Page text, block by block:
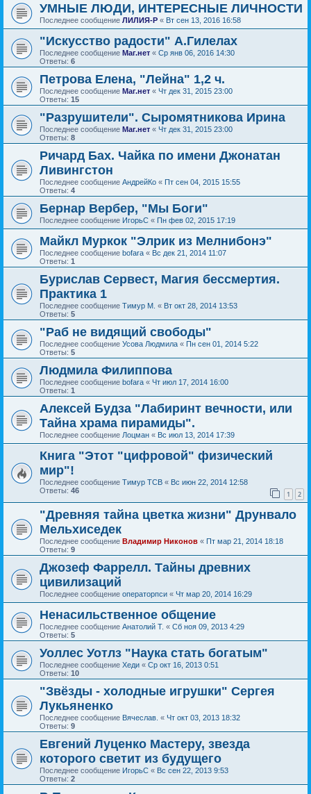
УМНЫЕ ЛЮДИ, ИНТЕРЕСНЫЕ ЛИЧНОСТИ
Последнее сообщение ЛИЛИЯ-Р « Вт сен 13, 2016 16:58
"Искусство радости" А.Гилелах
Последнее сообщение Маг.нет « Ср янв 06, 2016 14:30
Ответы: 6
Петрова Елена, "Лейна" 1,2 ч.
Последнее сообщение Маг.нет « Чт дек 31, 2015 23:00
Ответы: 15
"Разрушители". Сыромятникова Ирина
Последнее сообщение Маг.нет « Чт дек 31, 2015 23:00
Ответы: 8
Ричард Бах. Чайка по имени Джонатан
Ливингстон
Последнее сообщение АндрейКо « Пт сен 04, 2015 15:55
Ответы: 4
Бернар Вербер, "Мы Боги"
Последнее сообщение ИгорьС « Пн фев 02, 2015 17:19
Майкл Муркок "Элрик из Мелнибонэ"
Последнее сообщение bofara « Вс дек 21, 2014 11:07
Ответы: 1
Бурислав Сервест, Магия бессмертия.
Практика 1
Последнее сообщение Тимур М. « Вт окт 28, 2014 13:53
Ответы: 5
"Раб не видящий свободы"
Последнее сообщение Усова Людмила « Пн сен 01, 2014 5:22
Ответы: 5
Людмила Филиппова
Последнее сообщение bofara « Чт июл 17, 2014 16:00
Ответы: 1
Алексей Будза "Лабиринт вечности, или
Тайна храма пирамиды".
Последнее сообщение Лоцман « Вс июл 13, 2014 17:39
Книга "Этот "цифровой" физический
мир"!
Последнее сообщение Тимур ТСВ « Вс июн 22, 2014 12:58
Ответы: 46 1 2
"Древняя тайна цветка жизни" Друнвало
Мельхиседек
Последнее сообщение Владимир Никонов « Пт мар 21, 2014 18:18
Ответы: 9
Джозеф Фаррелл. Тайны древних
цивилизаций
Последнее сообщение операторпси « Чт мар 20, 2014 16:29
Ненасильственное общение
Последнее сообщение Анатолий Т. « Сб ноя 09, 2013 4:29
Ответы: 5
Уоллес Уотлз "Наука стать богатым"
Последнее сообщение Хеди « Ср окт 16, 2013 0:51
Ответы: 10
"Звёзды - холодные игрушки" Сергея
Лукьяненко
Последнее сообщение Вячеслав. « Чт окт 03, 2013 18:32
Ответы: 9
Евгений Луценко Мастеру, звезда
которого светит из будущего
Последнее сообщение ИгорьС « Вс сен 22, 2013 9:53
Ответы: 2